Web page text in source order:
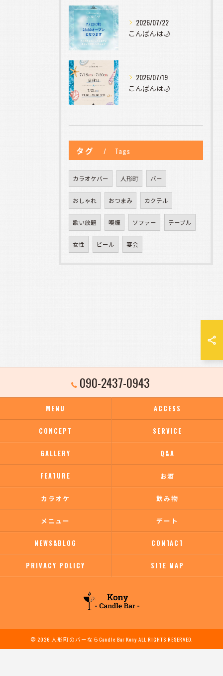
2026/07/22
こんばんは🌙
2026/07/19
こんばんは🌙
タグ Tags
カラオケバー 人形町 バー
おしゃれ おつまみ カクテル
歌い放題 喫煙 ソファー テーブル
女性 ビール 宴会
090-2437-0943
MENU ACCESS
CONCEPT SERVICE
GALLERY Q&A
FEATURE お酒
カラオケ 飲み物
メニュー デート
NEWS&BLOG CONTACT
PRIVACY POLICY SITE MAP
© 2026 人形町のバーならCandle Bar Kony ALL RIGHTS RESERVED.